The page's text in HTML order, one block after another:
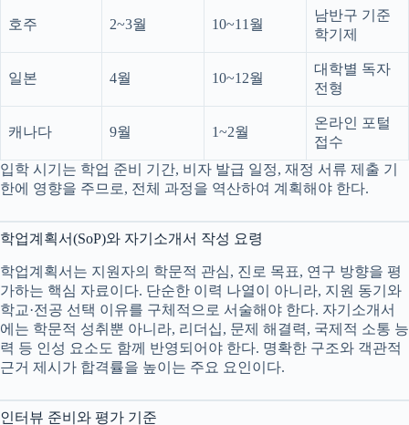
호주 2~3월 10~11월
남반구 기준
학기제
일본 4월 10~12월
대학별 독자
전형
캐나다 9월 1~2월
온라인 포털
접수
입학 시기는 학업 준비 기간, 비자 발급 일정, 재정 서류 제출 기
한에 영향을 주므로, 전체 과정을 역산하여 계획해야 한다.
학업계획서(SoP)와 자기소개서 작성 요령
학업계획서는 지원자의 학문적 관심, 진로 목표, 연구 방향을 평
가하는 핵심 자료이다. 단순한 이력 나열이 아니라, 지원 동기와
학교·전공 선택 이유를 구체적으로 서술해야 한다. 자기소개서
에는 학문적 성취뿐 아니라, 리더십, 문제 해결력, 국제적 소통 능
력 등 인성 요소도 함께 반영되어야 한다. 명확한 구조와 객관적
근거 제시가 합격률을 높이는 주요 요인이다.
인터뷰 준비와 평가 기준